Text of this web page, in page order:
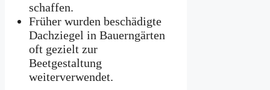
schaffen.
Früher wurden beschädigte
Dachziegel in Bauerngärten
oft gezielt zur
Beetgestaltung
weiterverwendet.